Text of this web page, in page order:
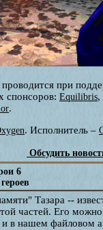
при
спонсоров: Equilibris,
.
. Исполнитель –
Обсудить
6
Тазара --
частей. Его
и в нашем файловом